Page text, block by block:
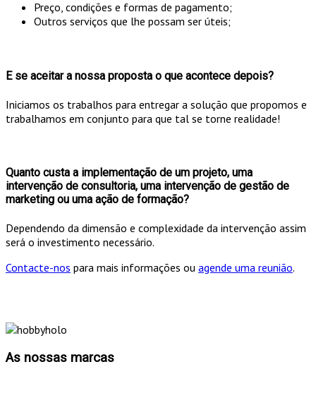
Preço, condições e formas de pagamento;
Outros serviços que lhe possam ser úteis;
E se aceitar a nossa proposta o que acontece depois?
Iniciamos os trabalhos para entregar a solução que propomos e
trabalhamos em conjunto para que tal se torne realidade!
Quanto custa a implementação de um projeto, uma
intervenção de consultoria, uma intervenção de gestão de
marketing ou uma ação de formação?
Dependendo da dimensão e complexidade da intervenção assim
será o investimento necessário.
Contacte-nos para mais informações ou agende uma reunião.
As nossas marcas